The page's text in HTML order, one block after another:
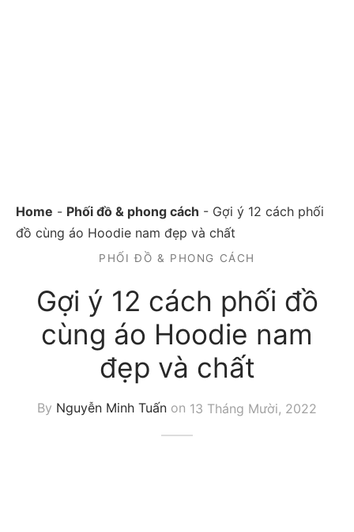
Home - Phối đồ & phong cách - Gợi ý 12 cách phối
đồ cùng áo Hoodie nam đẹp và chất
PHỐI ĐỒ & PHONG CÁCH
Gợi ý 12 cách phối đồ
cùng áo Hoodie nam
đẹp và chất
By Nguyễn Minh Tuấn on 13 Tháng Mười, 2022